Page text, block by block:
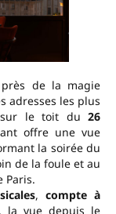
de la magie
adresses les plus
sur le toit du 26
offre une vue
la soirée du
de la foule et au
Paris.
, compte à
, la vue depuis le